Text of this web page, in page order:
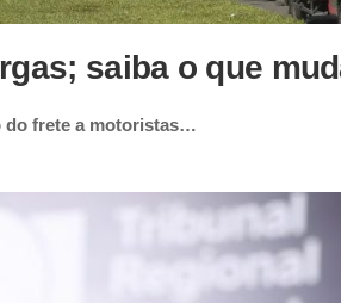
saiba o que
do frete a motoristas…